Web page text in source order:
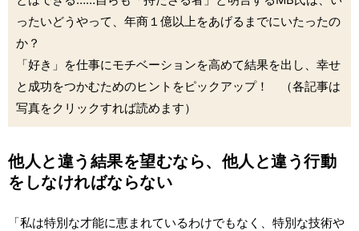
ったいどうやって、年商１億以上をあげるまでにいたったの
か？
「好き」を仕事にモチベーションを高めて結果を出し、幸せ
と成功をつかむためのヒントをピックアップ！ （各記事は
写真をクリックすれば読めます）
他人と違う結果を望むなら、他人と違う行動
をしなければならない
「私は特別な才能に恵まれているわけでもなく、特別な技術や